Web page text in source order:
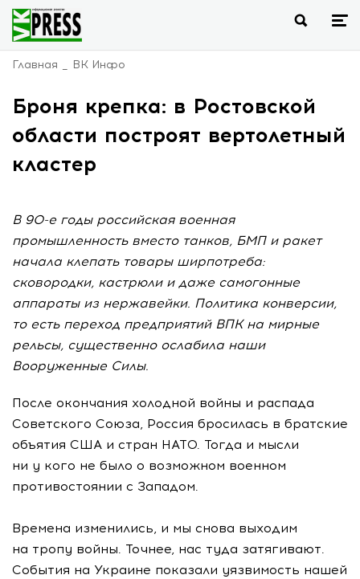
Главная ВК Инфо
Броня крепка: в Ростовской
области построят вертолетный
кластер
В 90-е годы российская военная
промышленность вместо танков, БМП и ракет
начала клепать товары ширпотреба:
сковородки, кастрюли и даже самогонные
аппараты из нержавейки. Политика конверсии,
то есть переход предприятий ВПК на мирные
рельсы, существенно ослабила наши
Вооруженные Силы.
После окончания холодной войны и распада
Советского Союза, Россия бросилась в братские
объятия США и стран НАТО. Тогда и мысли
ни у кого не было о возможном военном
противостоянии с Западом.
Времена изменились, и мы снова выходим
на тропу войны. Точнее, нас туда затягивают.
События на Украине показали уязвимость нашей